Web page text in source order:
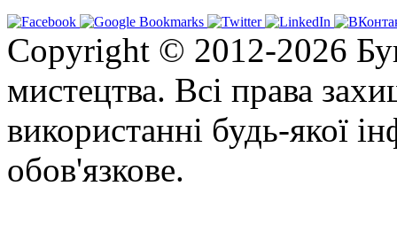
Copyright © 2012-2026
мистецтва. Всі права
використанні будь-якої
обов'язкове.